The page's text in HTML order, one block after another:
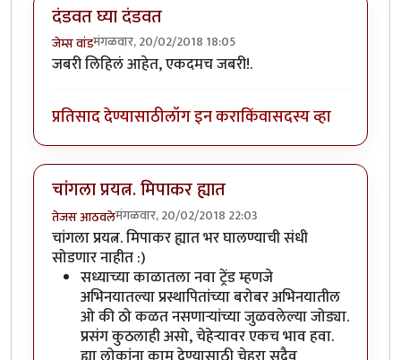
दंडवत घ्या दंडवत
जेम्स वांडमंगळवार, 20/02/2018 18:05
जबरी लिहिलं आहेत, एकदमच जबरी!.
प्रतिसाद देण्यासाठीलॉग इन कराकिंवासदस्य व्हा
चांगला प्रयत्न. मिपाकर ह्यात
तेजस आठवलेमंगळवार, 20/02/2018 22:03
चांगला प्रयत्न. मिपाकर ह्यात भर घालण्याची संधी
सोडणार नाहीत :)
सध्याच्या काळातला नवा ट्रेंड म्हणजे
अभिनयातल्या प्रस्थापितांच्या बरोबर अभिनयातील
ओ की ठो कळत नसणाऱ्यांच्या जुळवलेल्या जोड्या.
प्रसंग कुठलाही असो, चेहेऱ्यावर एकच भाव हवा.